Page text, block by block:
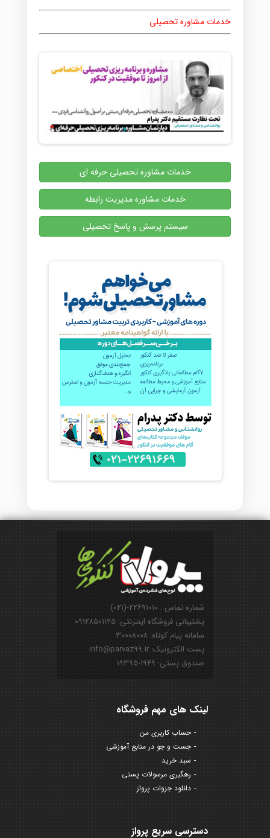
خدمات مشاوره تحصیلی
خدمات مشاوره تحصیلی حرفه ای
خدمات مشاوره مدیریت رابطه
سیستم پرسش و پاسخ تحصیلی
شماره تماس : ۲۲۶۹۱۰۱۰-(۰۲۱)
پشتیبانی فروشگاه اینترنتی: ۰۹۱۲۸۵۰۱۱۲۵
سامانه پیام کوتاه: ۳۰۰۰۸۰۰۸
پست الکترونیک: info@parvaz99.ir
صندوق پستی: ۱۹۴۹-۱۹۳۹۵
لینک های مهم فروشگاه
حساب کاربری من
جست و جو در منابع آموزشی
سبد خرید
رهگیری مرسولات پستی
دانلود جزوات پرواز
دسترسی سریع پرواز